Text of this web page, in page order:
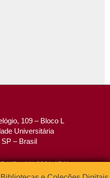
109 – Bloco L
Universitária
– Brasil
/ (0xx11) 3091-1541
3091-1567